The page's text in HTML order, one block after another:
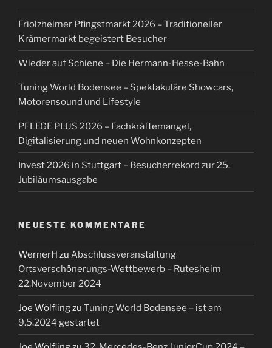
Friolzheimer Pfingstmarkt 2026 – Traditioneller
Krämermarkt begeistert Besucher
Wieder auf Schiene – Die Hermann-Hesse-Bahn
Tuning World Bodensee – Spektakuläre Showcars,
Motorensound und Lifestyle
PFLEGE PLUS 2026 – Fachkräftemangel,
Digitalisierung und neuen Wohnkonzepten
Invest 2026 in Stuttgart – Besucherrekord zur 25.
Jubiläumsausgabe
NEUESTE KOMMENTARE
WernerH zu Abschlussveranstaltung
Ortsverschönerungs-Wettbewerb – Rutesheim
22.November 2024
Joe Wölflingzu Tuning World Bodensee – ist am
9.5.2024 gestartet